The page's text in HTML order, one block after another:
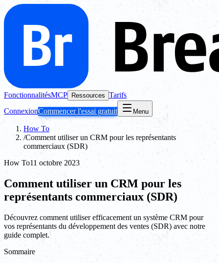
FonctionnalitésMCP Ressources Tarifs
ConnexionCommencer l'essai gratuit Menu
How To
/Comment utiliser un CRM pour les représentants
commerciaux (SDR)
How To11 octobre 2023
Comment utiliser un CRM pour les
représentants commerciaux (SDR)
Découvrez comment utiliser efficacement un système CRM pour
vos représentants du développement des ventes (SDR) avec notre
guide complet.
Sommaire